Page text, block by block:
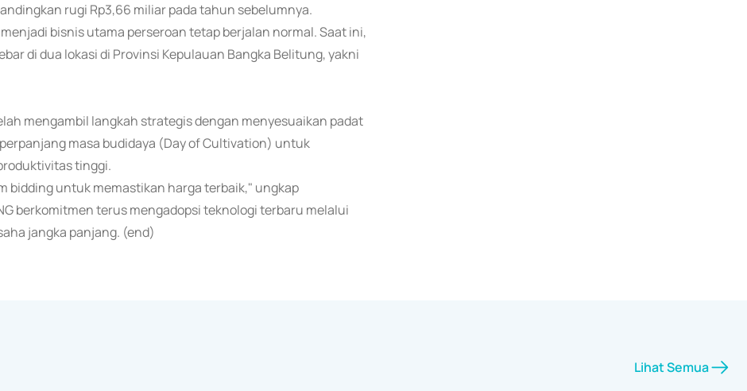
rugi Rp3,66 miliar pada tahun sebelumnya.
bisnis utama perseroan tetap berjalan normal. Saat ini,
di dua lokasi di Provinsi Kepulauan Bangka Belitung, yakni
mengambil langkah strategis dengan menyesuaikan padat
masa budidaya (Day of Cultivation) untuk
tinggi.
bidding untuk memastikan harga terbaik," ungkap
berkomitmen terus mengadopsi teknologi terbaru melalui
jangka panjang. (end)
Lihat Semua